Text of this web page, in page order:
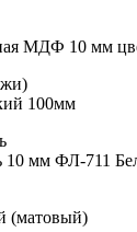
МДФ 10 мм
100мм
мм ФЛ-711
(матовый)